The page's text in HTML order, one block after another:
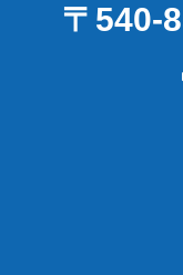
〒540-